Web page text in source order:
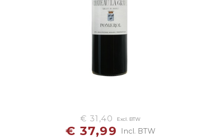
€ 31,40 Excl. BTW
€ 37,99 Incl. BTW